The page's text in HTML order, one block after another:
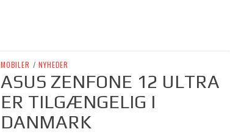
MOBILER / NYHEDER
ASUS ZENFONE 12 ULTRA
ER TILGÆNGELIG I
DANMARK